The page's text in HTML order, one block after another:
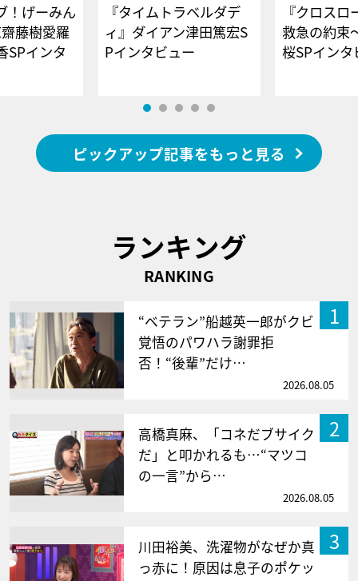
！げーみん
藤樹愛羅
SPインタ
『タイムトラベルダデ
ィ』ダイアン津田篤宏S
Pインタビュー
『クロス
救急の約束
桜SPイ
ピックアップ記事をもっと見る
ランキング
RANKING
1
“ベテラン”船越英一郎がクビ
覚悟のパワハラ謝罪拒
否！“後輩”だけ…
2026.08.05
2
高橋真麻、「コネだブサイク
だ」と叩かれるも…“マツコ
の一言”から…
2026.08.05
3
川田裕美、洗濯物がなぜか真
っ赤に！原因は息子のポケッ